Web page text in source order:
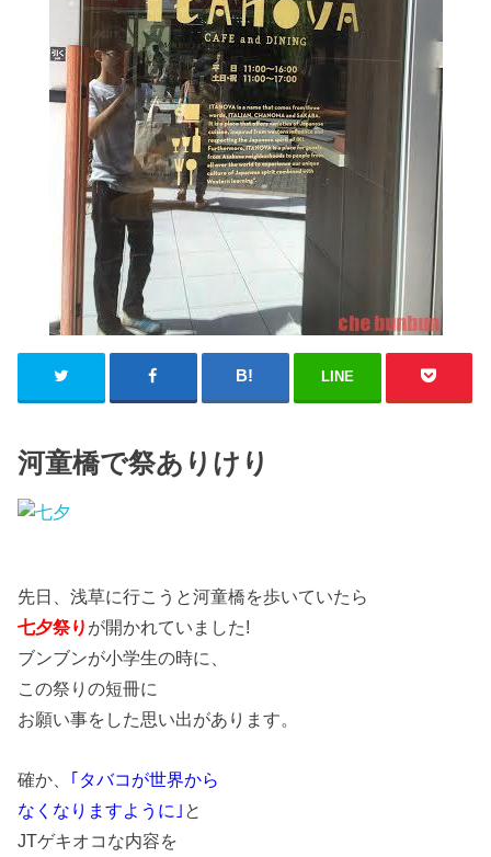
LINE
河童橋で祭ありけり
先日、浅草に行こうと河童橋を歩いていたら
七夕祭り が開かれていました!
ブンブンが小学生の時に、
この祭りの短冊に
お願い事をした思い出があります。
確か、 ｢タバコが世界から
なくなりますように｣ と
JTゲキオコな内容を